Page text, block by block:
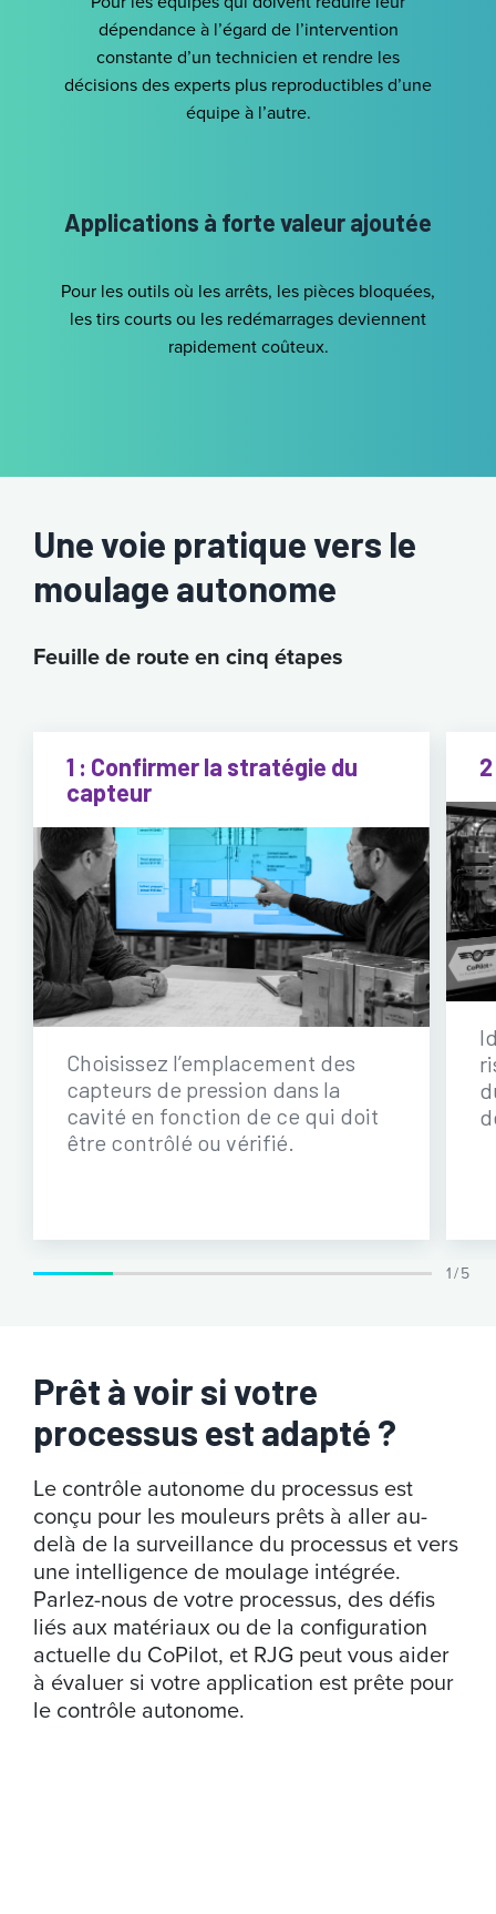
dépendance à l’égard de l’intervention
constante d’un technicien et rendre les
décisions des experts plus reproductibles d’une
équipe à l’autre.
Applications à forte valeur ajoutée
Pour les outils où les arrêts, les pièces bloquées,
les tirs courts ou les redémarrages deviennent
rapidement coûteux.
Une voie pratique vers le
moulage autonome
Feuille de route en cinq étapes
1 : Confirmer la stratégie du
capteur
Choisissez l’emplacement des
capteurs de pression dans la
cavité en fonction de ce qui doit
être contrôlé ou vérifié.
1 / 5
Prêt à voir si votre
processus est adapté ?
Le contrôle autonome du processus est
conçu pour les mouleurs prêts à aller au-
delà de la surveillance du processus et vers
une intelligence de moulage intégrée.
Parlez-nous de votre processus, des défis
liés aux matériaux ou de la configuration
actuelle du CoPilot, et RJG peut vous aider
à évaluer si votre application est prête pour
le contrôle autonome.